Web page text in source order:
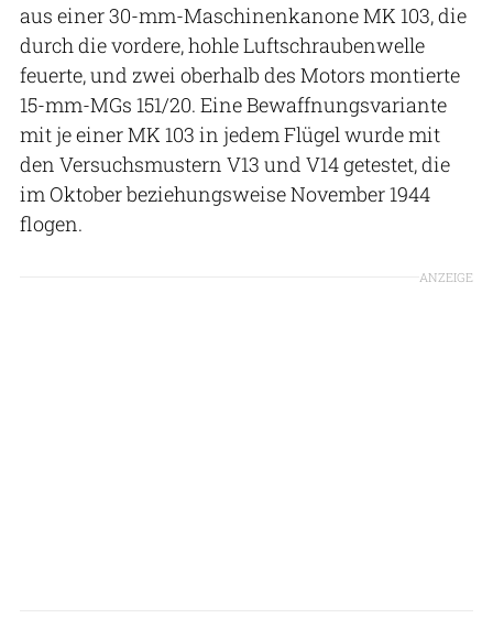
aus einer 30-mm-Maschinenkanone MK 103, die
durch die vordere, hohle Luftschraubenwelle
feuerte, und zwei oberhalb des Motors montierte
15-mm-MGs 151/20. Eine Bewaffnungsvariante
mit je einer MK 103 in jedem Flügel wurde mit
den Versuchsmustern V13 und V14 getestet, die
im Oktober beziehungsweise November 1944
flogen.
ANZEIGE